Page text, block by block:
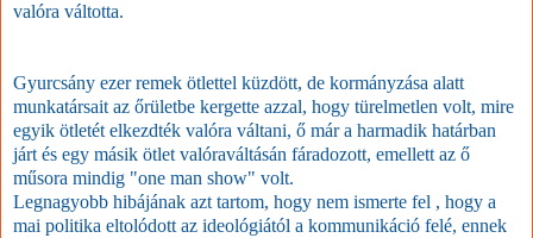
valóra váltotta.
Gyurcsány ezer remek ötlettel küzdött, de kormányzása alatt
munkatársait az őrületbe kergette azzal, hogy türelmetlen volt, mire
egyik ötletét elkezdték valóra váltani, ő már a harmadik határban
járt és egy másik ötlet valóraváltásán fáradozott, emellett az ő
műsora mindig "one man show" volt.
Legnagyobb hibájának azt tartom, hogy nem ismerte fel , hogy a
mai politika eltolódott az ideológiától a kommunikáció felé, ennek